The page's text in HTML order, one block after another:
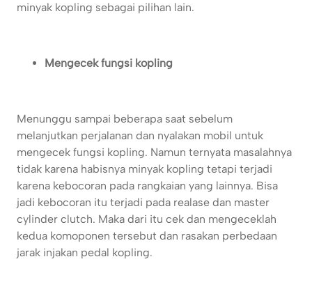
minyak kopling sebagai pilihan lain.
Mengecek fungsi kopling
Menunggu sampai beberapa saat sebelum
melanjutkan perjalanan dan nyalakan mobil untuk
mengecek fungsi kopling. Namun ternyata masalahnya
tidak karena habisnya minyak kopling tetapi terjadi
karena kebocoran pada rangkaian yang lainnya. Bisa
jadi kebocoran itu terjadi pada realase dan master
cylinder clutch. Maka dari itu cek dan mengeceklah
kedua komoponen tersebut dan rasakan perbedaan
jarak injakan pedal kopling.